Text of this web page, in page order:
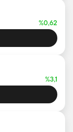
%0,62
%3,1